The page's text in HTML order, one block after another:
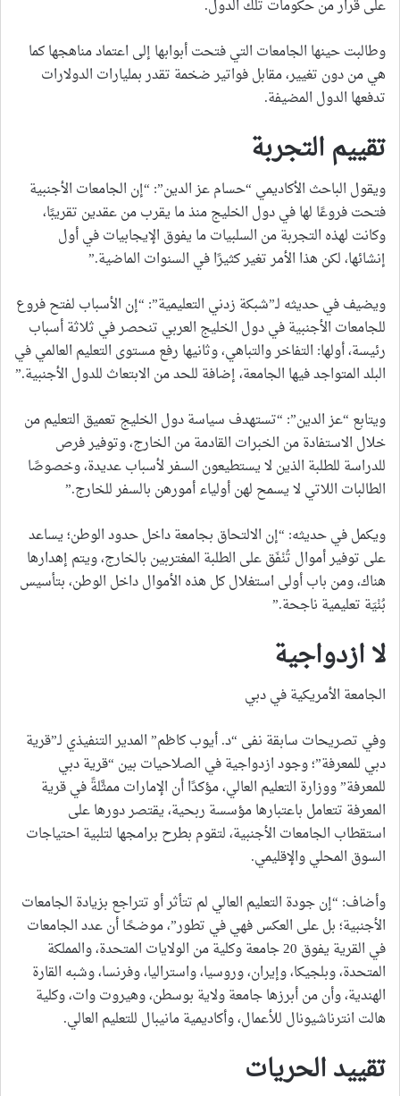
على قرار من حكومات تلك الدول.
وطالبت حينها الجامعات التي فتحت أبوابها إلى اعتماد مناهجها كما
هي من دون تغيير، مقابل فواتير ضخمة تقدر بمليارات الدولارات
تدفعها الدول المضيفة.
تقييم التجربة
ويقول الباحث الأكاديمي “حسام عز الدين”: “إن الجامعات الأجنبية
فتحت فروعًا لها في دول الخليج منذ ما يقرب من عقدين تقريبًا،
وكانت لهذه التجربة من السلبيات ما يفوق الإيجابيات في أول
إنشائها، لكن هذا الأمر تغير كثيرًا في السنوات الماضية.”
ويضيف في حديثه لـ”شبكة زدني التعليمية”: “إن الأسباب لفتح فروع
للجامعات الأجنبية في دول الخليج العربي تنحصر في ثلاثة أسباب
رئيسة، أولها: التفاخر والتباهي، وثانيها رفع مستوى التعليم العالمي في
البلد المتواجد فيها الجامعة، إضافة للحد من الابتعاث للدول الأجنبية.”
ويتابع “عز الدين”: “تستهدف سياسة دول الخليج تعميق التعليم من
خلال الاستفادة من الخبرات القادمة من الخارج، وتوفير فرص
للدراسة للطلبة الذين لا يستطيعون السفر لأسباب عديدة، وخصوصًا
الطالبات اللاتي لا يسمح لهن أولياء أمورهن بالسفر للخارج.”
ويكمل في حديثه: “إن الالتحاق بجامعة داخل حدود الوطن؛ يساعد
على توفير أموال تُنْفَق على الطلبة المغتربين بالخارج، ويتم إهدارها
هناك، ومن باب أولى استغلال كل هذه الأموال داخل الوطن، بتأسيس
بُنْيَة تعليمية ناجحة.”
لا ازدواجية
الجامعة الأمريكية في دبي
وفي تصريحات سابقة نفى “د. أيوب كاظم” المدير التنفيذي لـ”قرية
دبي للمعرفة”؛ وجود ازدواجية في الصلاحيات بين “قرية دبي
للمعرفة” ووزارة التعليم العالي، مؤكدًا أن الإمارات ممثَّلةً في قرية
المعرفة تتعامل باعتبارها مؤسسة ربحية، يقتصر دورها على
استقطاب الجامعات الأجنبية، لتقوم بطرح برامجها لتلبية احتياجات
السوق المحلي والإقليمي.
وأضاف: “إن جودة التعليم العالي لم تتأثر أو تتراجع بزيادة الجامعات
الأجنبية؛ بل على العكس فهي في تطور”، موضحًا أن عدد الجامعات
في القرية يفوق 20 جامعة وكلية من الولايات المتحدة، والمملكة
المتحدة، وبلجيكا، وإيران، وروسيا، واستراليا، وفرنسا، وشبه القارة
الهندية، وأن من أبرزها جامعة ولاية بوسطن، وهيروت وات، وكلية
هالت انترناشيونال للأعمال، وأكاديمية مانيبال للتعليم العالي.
تقييد الحريات